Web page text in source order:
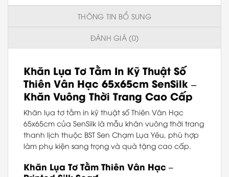
THÔNG TIN BỔ SUNG
ĐÁNH GIÁ (0)
Khăn Lụa Tơ Tằm In Kỹ Thuật Số
Thiên Vân Hạc 65x65cm SenSilk –
Khăn Vuông Thời Trang Cao Cấp
Khăn lụa tơ tằm in kỹ thuật số Thiên Vân Hạc
65x65cm của SenSilk là mẫu khăn vuông thời trang
thanh lịch thuộc BST Sen Chạm Lụa Yêu, phù hợp
làm phụ kiện sang trọng và quà tặng cao cấp.
Khăn Lụa Tơ Tằm Thiên Vân Hạc –